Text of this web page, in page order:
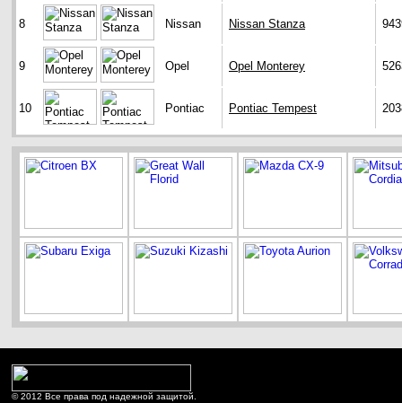
8 Nissan Nissan Stanza
9 Opel Opel Monterey
10 Pontiac Pontiac Tempest
© 2012 Все права под надежной защитой.